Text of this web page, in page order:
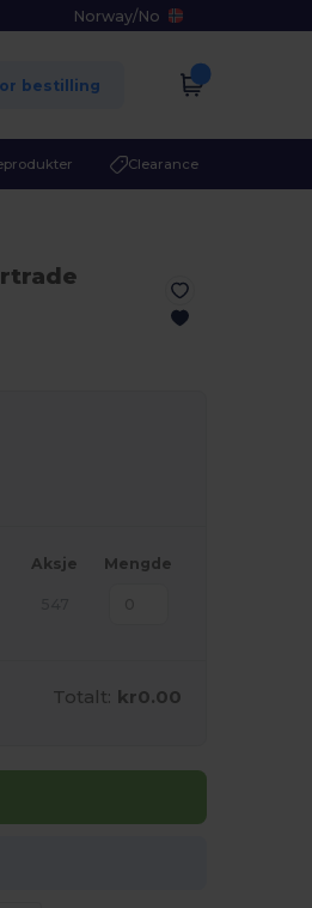
Norway/No
bestilling
Clearance
Aksje Mengde
Totalt: kr0.00